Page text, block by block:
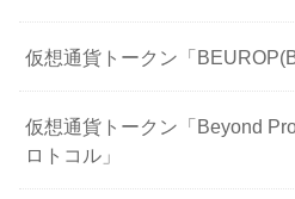
仮想通貨トークン「
仮想通貨トークン「Beyond
ロトコル」